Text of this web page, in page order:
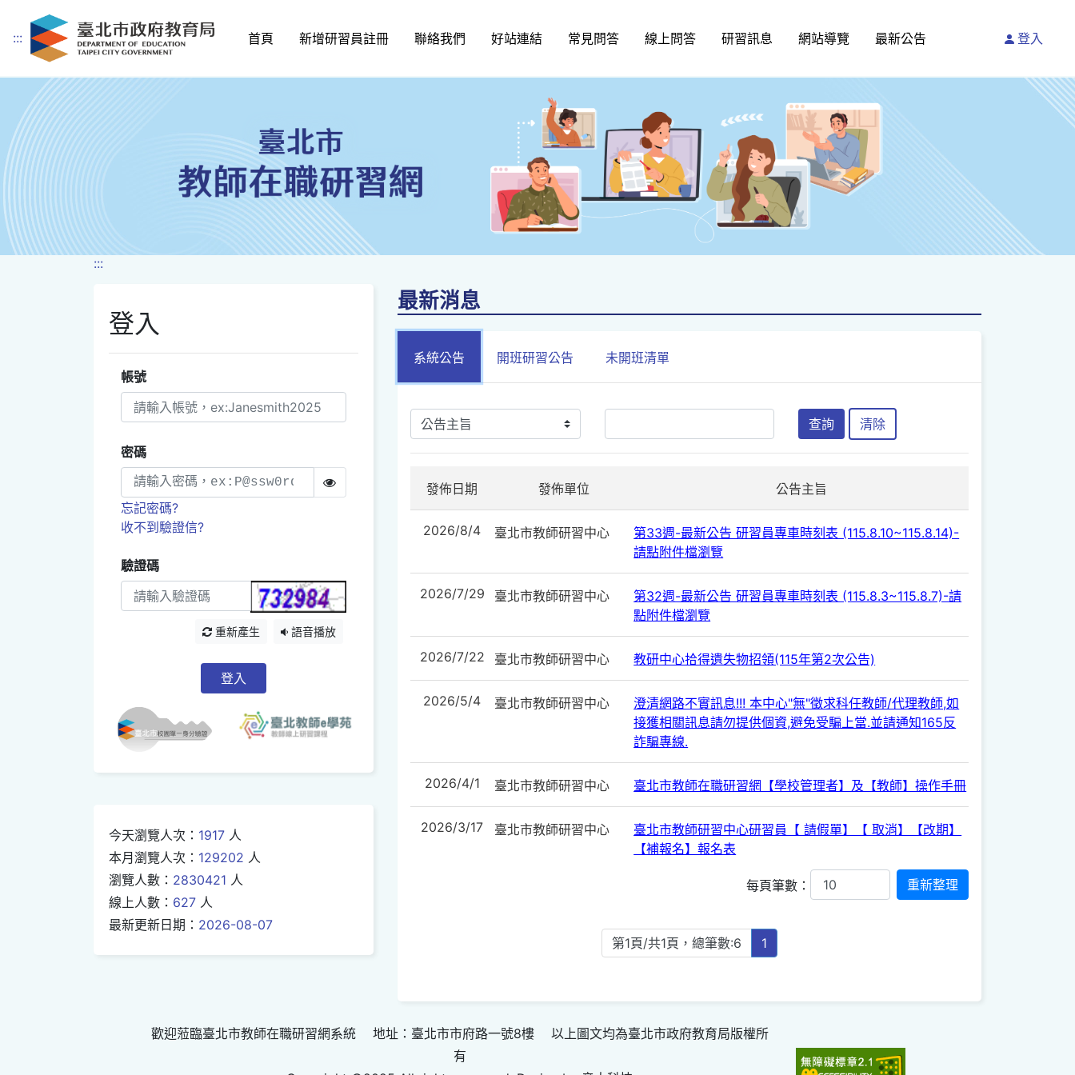
跳到主要內容
::: 首頁 新增研習員註冊 聯絡我們 好站連結 常見問答 線上問答 研習訊息 網站導覽 最新公告 登入
:::
登入
帳號
密碼
忘記密碼?
收不到驗證信?
驗證碼
重新產生 語音播放
登入
今天瀏覽人次： 1917 人
本月瀏覽人次： 129202 人
瀏覽人數： 2830421 人
線上人數： 627 人
最新更新日期： 2026-08-07
最新消息
系統公告 開班研習公告 未開班清單
查詢 清除
發佈日期 發佈單位 公告主旨
2026/8/4 臺北市教師研習中心
第33週-最新公告 研習員專車時刻表 (115.8.10~115.8.14)-
請點附件檔瀏覽
2026/7/29 臺北市教師研習中心
第32週-最新公告 研習員專車時刻表 (115.8.3~115.8.7)-請
點附件檔瀏覽
2026/7/22 臺北市教師研習中心 教研中心拾得遺失物招領(115年第2次公告)
2026/5/4 臺北市教師研習中心
澄清網路不實訊息!!! 本中心"無"徵求科任教師/代理教師,如
接獲相關訊息請勿提供個資,避免受騙上當.並請通知165反
詐騙專線.
2026/4/1 臺北市教師研習中心 臺北市教師在職研習網【學校管理者】及【教師】操作手冊
2026/3/17 臺北市教師研習中心
臺北市教師研習中心研習員【 請假單】【 取消】【改期】
【補報名】報名表
每頁筆數：
第1頁/共1頁，總筆數:6 1
歡迎蒞臨臺北市教師在職研習網系統 地址：臺北市市府路一號8樓 以上圖文均為臺北市政府教育局版權所
有